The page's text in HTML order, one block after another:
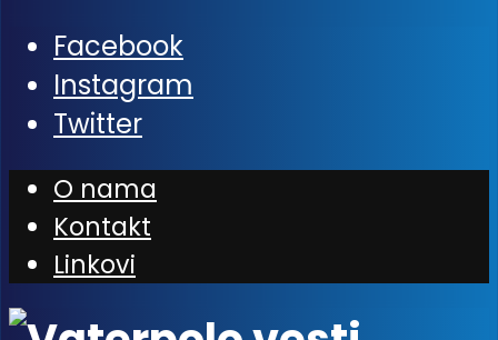
Facebook
Instagram
Twitter
O nama
Kontakt
Linkovi